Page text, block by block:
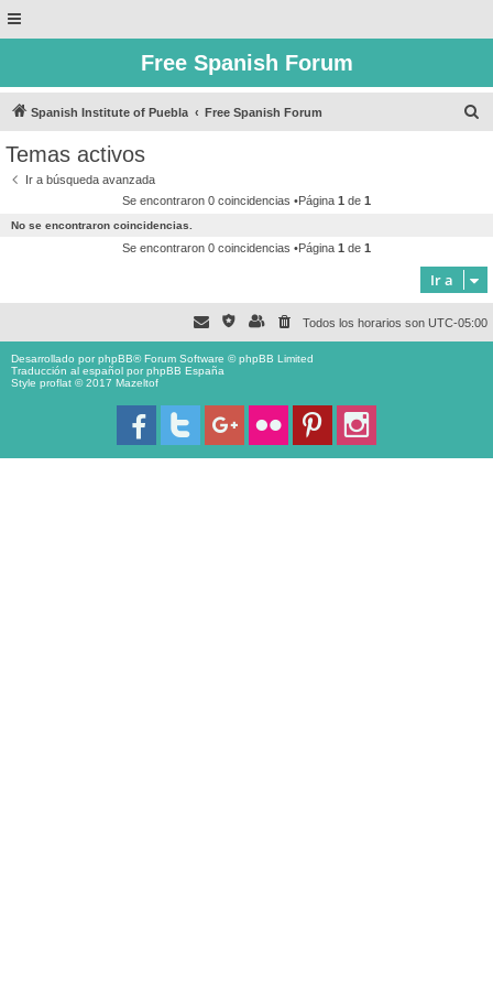
Free Spanish Forum
Spanish Institute of Puebla Free Spanish Forum
Temas activos
Ir a búsqueda avanzada
Se encontraron 0 coincidencias •Página 1 de 1
No se encontraron coincidencias.
Se encontraron 0 coincidencias •Página 1 de 1
Ir a
Todos los horarios son UTC-05:00
Desarrollado porphpBB® Forum Software © phpBB Limited
Traducción al español porphpBB España
Style proflat © 2017 Mazeltof